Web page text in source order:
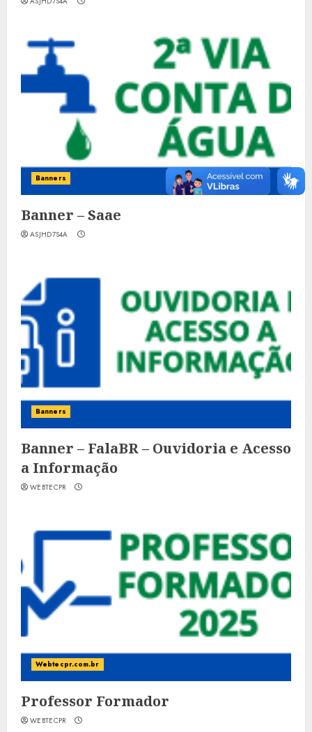
Banners
Banner – Saae
ASJHD7S4A
Banners
Banner – FalaBR – Ouvidoria e Acesso
a Informação
WEBTECPR
Webtecpr.com.br
Professor Formador
WEBTECPR